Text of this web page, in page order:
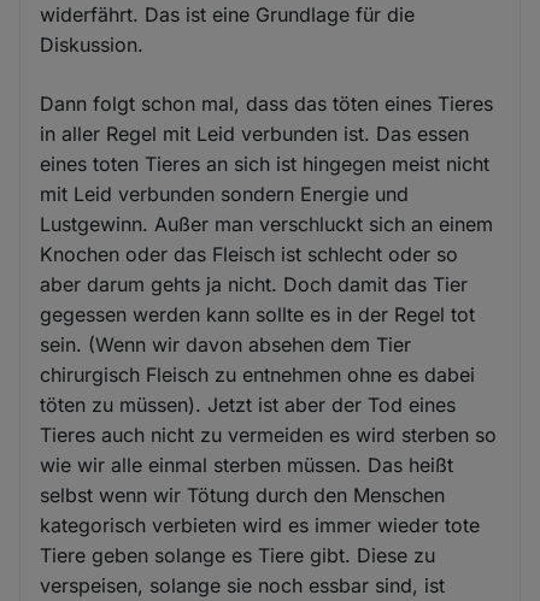
widerfährt. Das ist eine Grundlage für die
Diskussion.
Dann folgt schon mal, dass das töten eines Tieres
in aller Regel mit Leid verbunden ist. Das essen
eines toten Tieres an sich ist hingegen meist nicht
mit Leid verbunden sondern Energie und
Lustgewinn. Außer man verschluckt sich an einem
Knochen oder das Fleisch ist schlecht oder so
aber darum gehts ja nicht. Doch damit das Tier
gegessen werden kann sollte es in der Regel tot
sein. (Wenn wir davon absehen dem Tier
chirurgisch Fleisch zu entnehmen ohne es dabei
töten zu müssen). Jetzt ist aber der Tod eines
Tieres auch nicht zu vermeiden es wird sterben so
wie wir alle einmal sterben müssen. Das heißt
selbst wenn wir Tötung durch den Menschen
kategorisch verbieten wird es immer wieder tote
Tiere geben solange es Tiere gibt. Diese zu
verspeisen, solange sie noch essbar sind, ist